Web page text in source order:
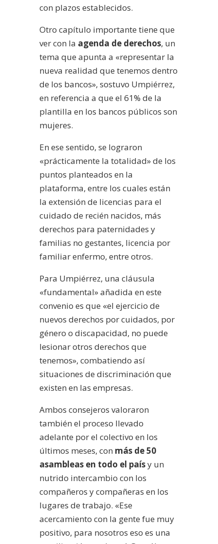
con plazos establecidos.
Otro capítulo importante tiene que
ver con la agenda de derechos, un
tema que apunta a «representar la
nueva realidad que tenemos dentro
de los bancos», sostuvo Umpiérrez,
en referencia a que el 61% de la
plantilla en los bancos públicos son
mujeres.
En ese sentido, se lograron
«prácticamente la totalidad» de los
puntos planteados en la
plataforma, entre los cuales están
la extensión de licencias para el
cuidado de recién nacidos, más
derechos para paternidades y
familias no gestantes, licencia por
familiar enfermo, entre otros.
Para Umpiérrez, una cláusula
«fundamental» añadida en este
convenio es que «el ejercicio de
nuevos derechos por cuidados, por
género o discapacidad, no puede
lesionar otros derechos que
tenemos», combatiendo así
situaciones de discriminación que
existen en las empresas.
Ambos consejeros valoraron
también el proceso llevado
adelante por el colectivo en los
últimos meses, con más de 50
asambleas en todo el paísy un
nutrido intercambio con los
compañeros y compañeras en los
lugares de trabajo. «Ese
acercamiento con la gente fue muy
positivo, para nosotros eso es una